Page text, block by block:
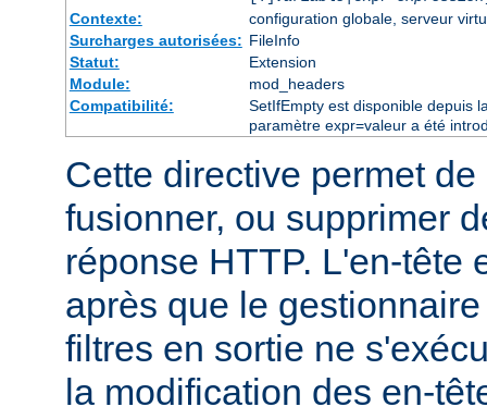
Contexte:
configuration globale, serveur
Surcharges autorisées: FileInfo
Statut:
Extension
Module:
mod_headers
Compatibilité:
SetIfEmpty est disponible depuis
paramètre expr=valeur a été
Cette directive permet de
fusionner, ou supprimer
réponse HTTP. L'en-tête
après que le
filtres en sortie ne
la modification des en-